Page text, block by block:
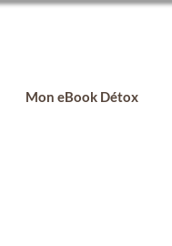
Mon eBook Détox